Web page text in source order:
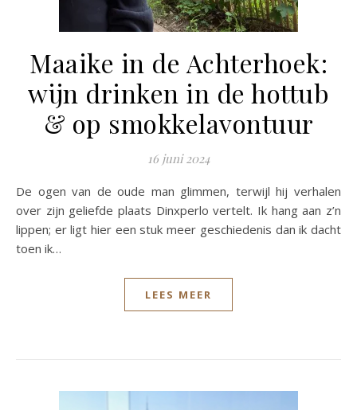
Maaike in de Achterhoek:
wijn drinken in de hottub
& op smokkelavontuur
16 juni 2024
De ogen van de oude man glimmen, terwijl hij verhalen
over zijn geliefde plaats Dinxperlo vertelt. Ik hang aan z’n
lippen; er ligt hier een stuk meer geschiedenis dan ik dacht
toen ik…
LEES MEER